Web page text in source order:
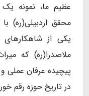
عظیم ما، نمونه
محقق اردبیلی(ره)
یکی از
ملاصدرا(ره) که
پیچیده عرفان
در تاریخ حوزه رقم